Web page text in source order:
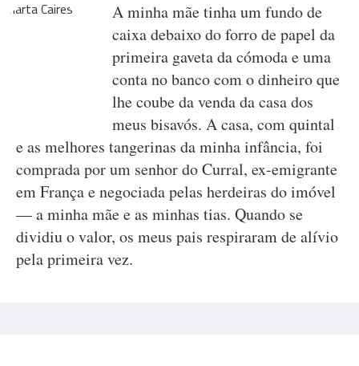
A minha mãe tinha um fundo de
caixa debaixo do forro de papel da
primeira gaveta da cómoda e uma
conta no banco com o dinheiro que
lhe coube da venda da casa dos
meus bisavós. A casa, com quintal
e as melhores tangerinas da minha infância, foi
comprada por um senhor do Curral, ex-emigrante
em França e negociada pelas herdeiras do imóvel
— a minha mãe e as minhas tias. Quando se
dividiu o valor, os meus pais respiraram de alívio
pela primeira vez.